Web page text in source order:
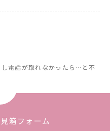
し電話が取れなかったら…と不
箱フォーム